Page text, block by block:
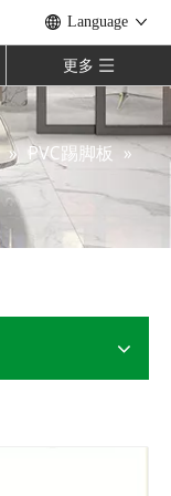
Language
更多
» PVC踢脚板 »